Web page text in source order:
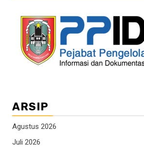
ARSIP
Agustus 2026
Juli 2026